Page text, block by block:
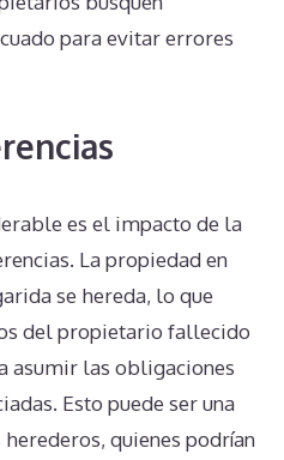
para evitar errores
es el impacto de la
La propiedad en
se hereda, lo que
del propietario fallecido
asumir las obligaciones
Esto puede ser una
quienes podrían